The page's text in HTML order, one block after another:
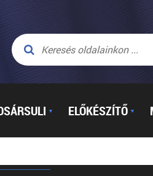
▼ ELŐKÉSZÍTŐ ▼